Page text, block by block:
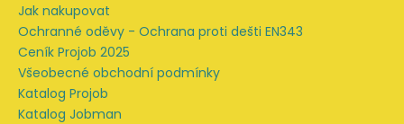
Jak nakupovat
Ochranné oděvy - Ochrana proti dešti EN343
Ceník Projob 2025
Všeobecné obchodní podmínky
Katalog Projob
Katalog Jobman